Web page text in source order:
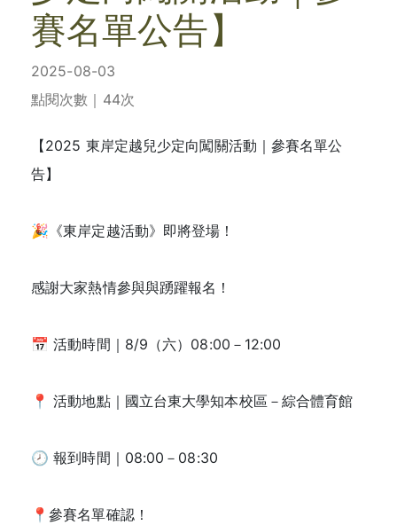
賽名單公告】
2025-08-03
點閱次數｜44次
【2025 東岸定越兒少定向闖關活動｜參賽名單公
告】
🎉《東岸定越活動》即將登場！
感謝大家熱情參與與踴躍報名！
📅 活動時間｜8/9（六）08:00－12:00
📍 活動地點｜國立台東大學知本校區－綜合體育館
🕗 報到時間｜08:00－08:30
📍參賽名單確認！